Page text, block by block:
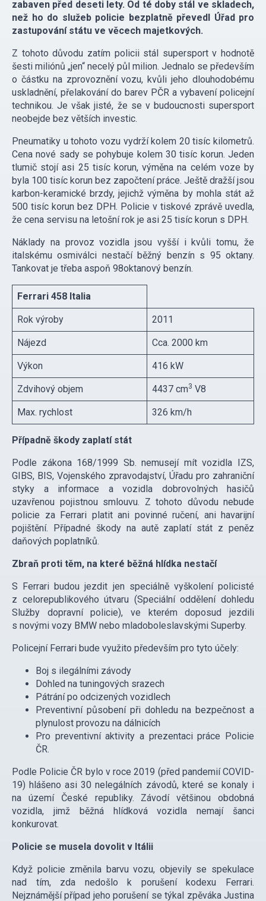
zabaven před deseti lety. Od té doby stál ve skladech,
než ho do služeb policie bezplatně převedl Úřad pro
zastupování státu ve věcech majetkových.
Z tohoto důvodu zatím policii stál supersport v hodnotě
šesti miliónů „jen“ necelý půl milion. Jednalo se především
o částku na zprovoznění vozu, kvůli jeho dlouhodobému
uskladnění, přelakování do barev PČR a vybavení policejní
technikou. Je však jisté, že se v budoucnosti supersport
neobejde bez větších investic.
Pneumatiky u tohoto vozu vydrží kolem 20 tisíc kilometrů.
Cena nové sady se pohybuje kolem 30 tisíc korun. Jeden
tlumič stojí asi 25 tisíc korun, výměna na celém voze by
byla 100 tisíc korun bez započtení práce. Ještě dražší jsou
karbon-keramické brzdy, jejichž výměna by mohla stát až
500 tisíc korun bez DPH. Policie v tiskové zprávě uvedla,
že cena servisu na letošní rok je asi 25 tisíc korun s DPH.
Náklady na provoz vozidla jsou vyšší i kvůli tomu, že
italskému osmiválci nestačí běžný benzín s 95 oktany.
Tankovat je třeba aspoň 98oktanový benzín.
Ferrari 458 Italia
Rok výroby 2011
Nájezd Cca. 2000 km
Výkon 416 kW
Zdvihový objem 4437 cm3 V8
Max. rychlost 326 km/h
Případně škody zaplatí stát
Podle zákona 168/1999 Sb. nemusejí mít vozidla IZS,
GIBS, BIS, Vojenského zpravodajství, Úřadu pro zahraniční
styky a informace a vozidla dobrovolných hasičů
uzavřenou pojistnou smlouvu. Z tohoto důvodu nebude
policie za Ferrari platit ani povinné ručení, ani havarijní
pojištění. Případné škody na autě zaplatí stát z peněz
daňových poplatníků.
Zbraň proti těm, na které běžná hlídka nestačí
S Ferrari budou jezdit jen speciálně vyškolení policisté
z celorepublikového útvaru (Speciální oddělení dohledu
Služby dopravní policie), ve kterém doposud jezdili
s novými vozy BMW nebo mladoboleslavskými Superby.
Policejní Ferrari bude využito především pro tyto účely:
Boj s ilegálními závody
Dohled na tuningových srazech
Pátrání po odcizených vozidlech
Preventivní působení při dohledu na bezpečnost a
plynulost provozu na dálnicích
Pro preventivní aktivity a prezentaci práce Policie
ČR.
Podle Policie ČR bylo v roce 2019 (před pandemií COVID-
19) hlášeno asi 30 nelegálních závodů, které se konaly i
na území České republiky. Závodí většinou obdobná
vozidla, jimž běžná hlídková vozidla nemají šanci
konkurovat.
Policie se musela dovolit v Itálii
Když policie změnila barvu vozu, objevily se spekulace
nad tím, zda nedošlo k porušení kodexu Ferrari.
Nejznámější případ jeho porušení se týkal zpěváka Justina